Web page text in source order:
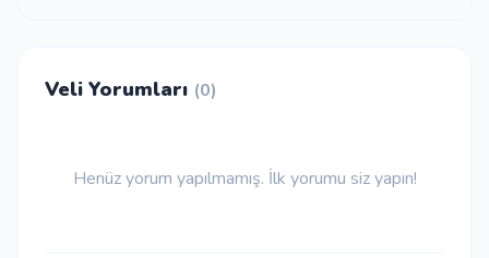
Veli Yorumları (0)
Henüz yorum yapılmamış. İlk yorumu siz yapın!